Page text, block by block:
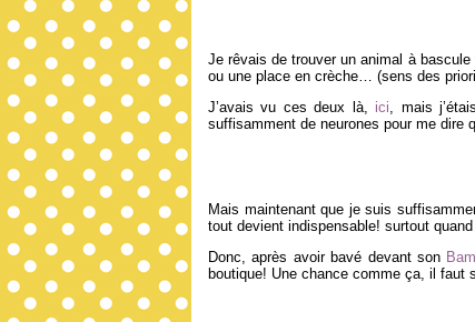
Je rêvais de trouver un animal à
ou une place en crèche… (sens des
J’avais vu ces deux là, ici , mais
suffisamment de neurones pour me dire
Mais maintenant que je suis
tout devient indispensable! surtout
Donc, après avoir bavé devant son
boutique! Une chance comme ça, il faut